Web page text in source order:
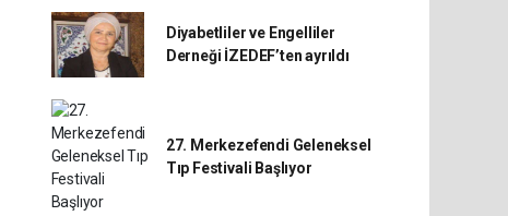
Diyabetliler ve Engelliler
Derneği İZEDEF’ten ayrıldı
27. Merkezefendi Geleneksel
Tıp Festivali Başlıyor